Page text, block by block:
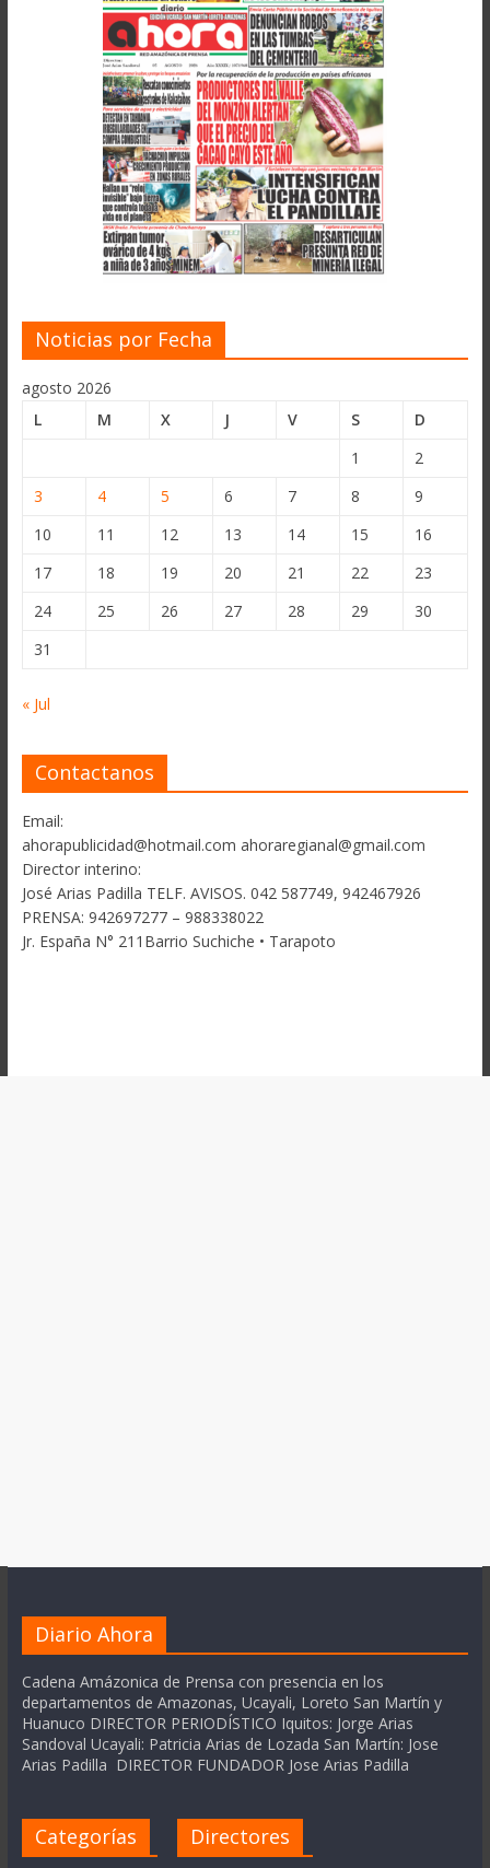
Noticias por Fecha
agosto 2026
L
M X J V S
D
1
2
3
4 5 6 7 8
9
10
11 12 13 14 15
16
17
18 19 20 21 22
23
24
25 26 27 28 29
30
31
« Jul
Contactanos
Email:
ahorapublicidad@hotmail.com ahoraregianal@gmail.com
Director interino:
José Arias Padilla TELF. AVISOS. 042 587749, 942467926
PRENSA: 942697277 – 988338022
Jr. España N° 211Barrio Suchiche • Tarapoto
Diario Ahora
Cadena Amázonica de Prensa con presencia en los
departamentos de Amazonas, Ucayali, Loreto San Martín y
Huanuco DIRECTOR PERIODÍSTICO Iquitos: Jorge Arias
Sandoval Ucayali: Patricia Arias de Lozada San Martín: Jose
Arias Padilla DIRECTOR FUNDADOR Jose Arias Padilla
Categorías Directores